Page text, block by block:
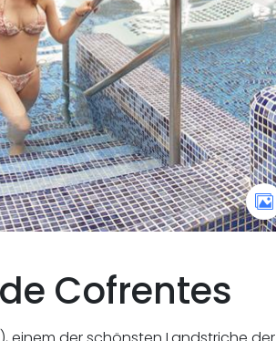
Cofrentes